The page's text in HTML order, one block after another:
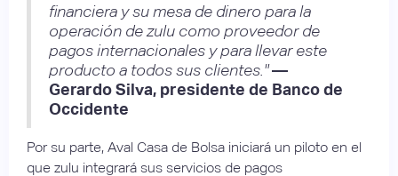
financiera y su mesa de dinero para la
operación de zulu como proveedor de
pagos internacionales y para llevar este
producto a todos sus clientes."—
Gerardo Silva, presidente de Banco de
Occidente
Por su parte, Aval Casa de Bolsa iniciará un piloto en el
que zulu integrará sus servicios de pagos